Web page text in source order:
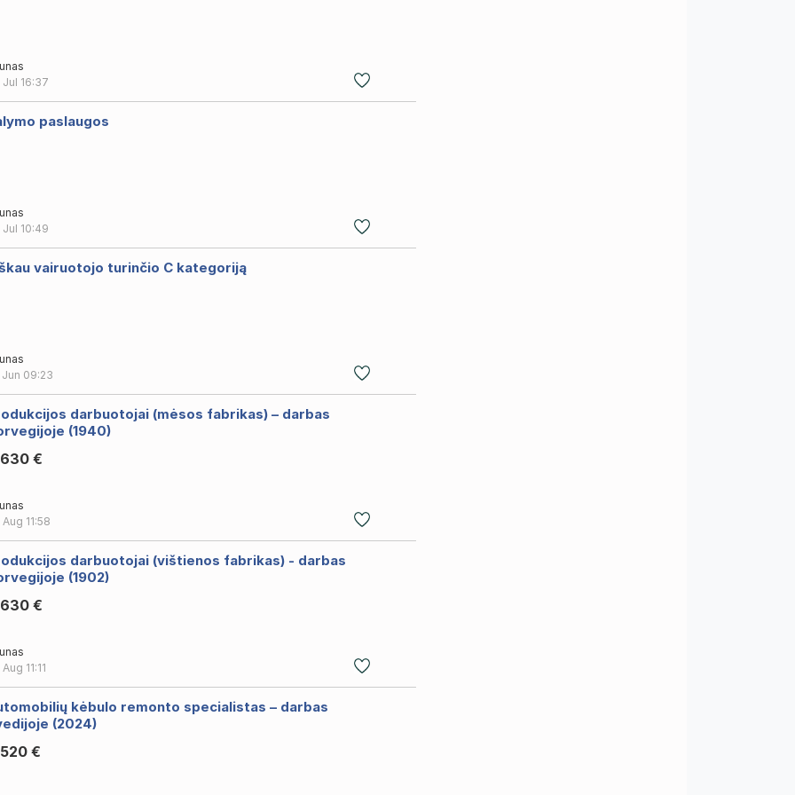
16:37
paslaugos
10:49
vairuotojo turinčio C kategoriją
09:23
darbuotojai (mėsos fabrikas) – darbas
(1940)
€
11:58
darbuotojai (vištienos fabrikas) - darbas
(1902)
€
11:11
kėbulo remonto specialistas – darbas
(2024)
€